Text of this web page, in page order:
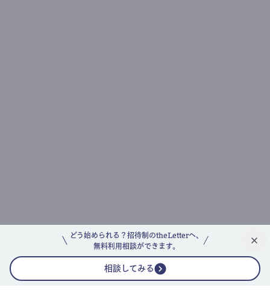
どう始められる？招待制のtheLetterへ、
無料利用相談ができます。
相談してみる